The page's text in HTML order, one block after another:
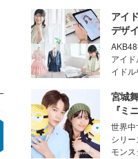
な美
性を
プチャ
技術
アイ
デザ
愛い”
クロ
アイ
イド
取締役
ター
個性
衣装
気と
宮城
『ミ
ズ』
だけ
動
世界中
シリ
モン